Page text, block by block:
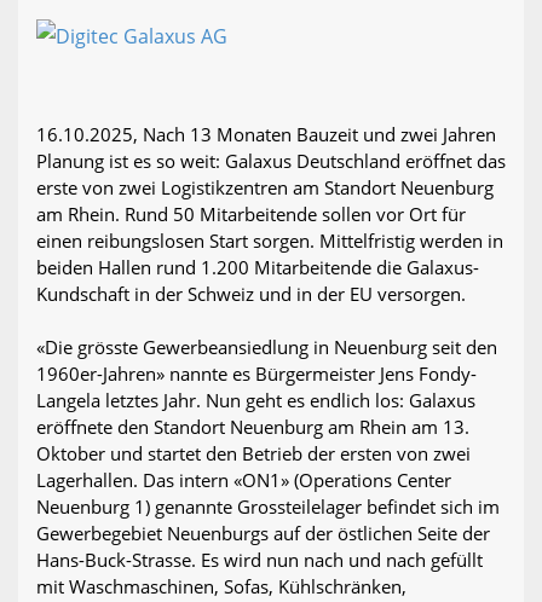
16.10.2025, Nach 13 Monaten Bauzeit und zwei Jahren
Planung ist es so weit: Galaxus Deutschland eröffnet das
erste von zwei Logistikzentren am Standort Neuenburg
am Rhein. Rund 50 Mitarbeitende sollen vor Ort für
einen reibungslosen Start sorgen. Mittelfristig werden in
beiden Hallen rund 1.200 Mitarbeitende die Galaxus-
Kundschaft in der Schweiz und in der EU versorgen.
«Die grösste Gewerbeansiedlung in Neuenburg seit den
1960er-Jahren» nannte es Bürgermeister Jens Fondy-
Langela letztes Jahr. Nun geht es endlich los: Galaxus
eröffnete den Standort Neuenburg am Rhein am 13.
Oktober und startet den Betrieb der ersten von zwei
Lagerhallen. Das intern «ON1» (Operations Center
Neuenburg 1) genannte Grossteilelager befindet sich im
Gewerbegebiet Neuenburgs auf der östlichen Seite der
Hans-Buck-Strasse. Es wird nun nach und nach gefüllt
mit Waschmaschinen, Sofas, Kühlschränken,